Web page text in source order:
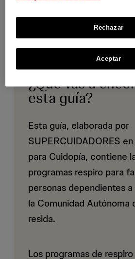
¿Qué vas a
esta guía?
Esta guía, elaborada por
SUPERCUIDADORES
para Cuidopía, contiene
programas respiro para
personas dependientes
la Comunidad Autónoma
resida.
Los programas de
Rechazar
Aceptar